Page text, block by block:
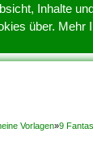
Inhalte
über. Mehr
Vorlagen»9